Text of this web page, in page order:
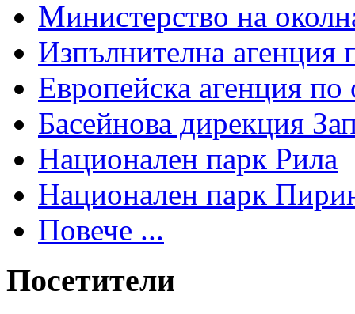
Министерство на
Изпълнителна агенция
Европейска агенция по
Басейнова дирекция
Национален парк Рила
Национален парк
Повече ...
Посетители